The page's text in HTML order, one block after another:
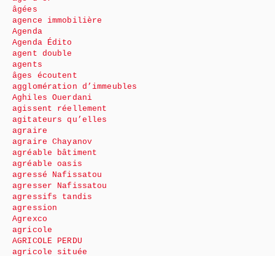
âgées
agence immobilière
Agenda
Agenda Édito
agent double
agents
âges écoutent
agglomération d’immeubles
Aghiles Ouerdani
agissent réellement
agitateurs qu’elles
agraire
agraire Chayanov
agréable bâtiment
agréable oasis
agressé Nafissatou
agresser Nafissatou
agressifs tandis
agression
Agrexco
agricole
AGRICOLE PERDU
agricole située